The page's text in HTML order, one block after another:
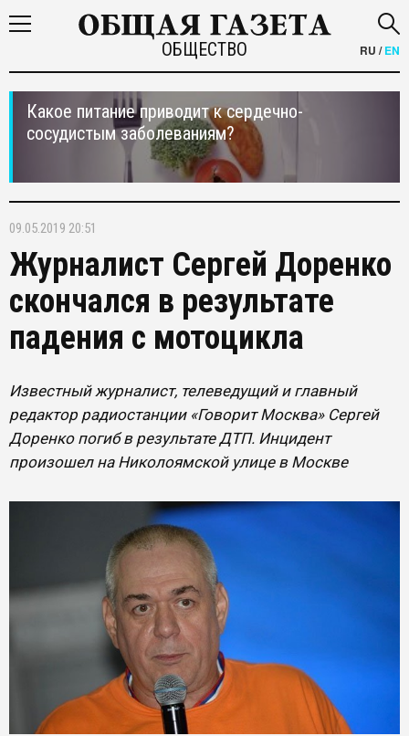
ОБЩЕСТВО RU /EN
Какое питание приводит к сердечно-
сосудистым заболеваниям?
09.05.2019 20:51
Журналист Сергей Доренко
скончался в результате
падения с мотоцикла
Известный журналист, телеведущий и главный
редактор радиостанции «Говорит Москва» Сергей
Доренко погиб в результате ДТП. Инцидент
произошел на Николоямской улице в Москве